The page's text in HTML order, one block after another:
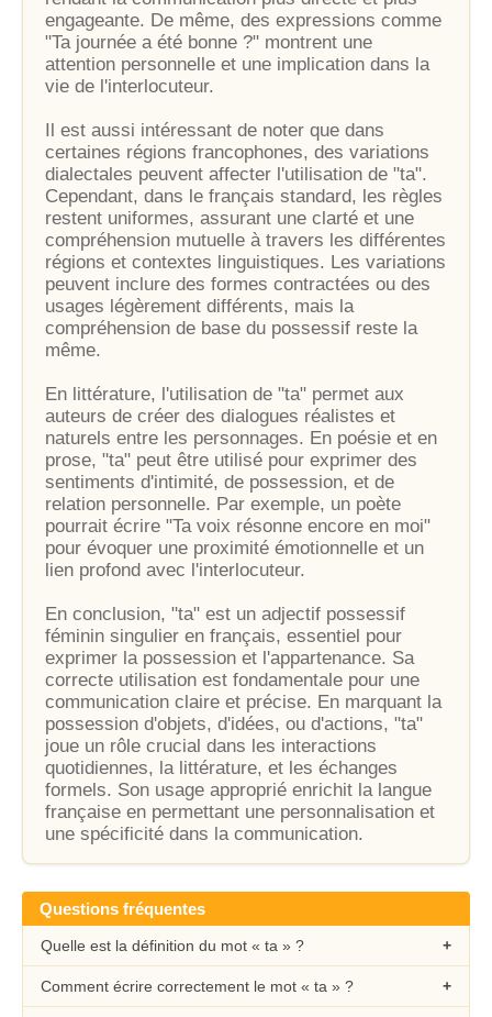
engageante. De même, des expressions comme
"Ta journée a été bonne ?" montrent une
attention personnelle et une implication dans la
vie de l'interlocuteur.
Il est aussi intéressant de noter que dans
certaines régions francophones, des variations
dialectales peuvent affecter l'utilisation de "ta".
Cependant, dans le français standard, les règles
restent uniformes, assurant une clarté et une
compréhension mutuelle à travers les différentes
régions et contextes linguistiques. Les variations
peuvent inclure des formes contractées ou des
usages légèrement différents, mais la
compréhension de base du possessif reste la
même.
En littérature, l'utilisation de "ta" permet aux
auteurs de créer des dialogues réalistes et
naturels entre les personnages. En poésie et en
prose, "ta" peut être utilisé pour exprimer des
sentiments d'intimité, de possession, et de
relation personnelle. Par exemple, un poète
pourrait écrire "Ta voix résonne encore en moi"
pour évoquer une proximité émotionnelle et un
lien profond avec l'interlocuteur.
En conclusion, "ta" est un adjectif possessif
féminin singulier en français, essentiel pour
exprimer la possession et l'appartenance. Sa
correcte utilisation est fondamentale pour une
communication claire et précise. En marquant la
possession d'objets, d'idées, ou d'actions, "ta"
joue un rôle crucial dans les interactions
quotidiennes, la littérature, et les échanges
formels. Son usage approprié enrichit la langue
française en permettant une personnalisation et
une spécificité dans la communication.
Questions fréquentes
Quelle est la définition du mot « ta » ?
Comment écrire correctement le mot « ta » ?